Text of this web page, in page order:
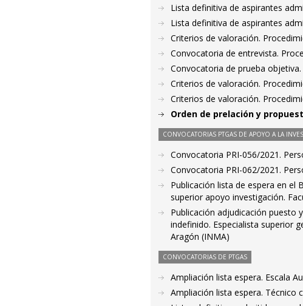
Lista definitiva de aspirantes
Lista definitiva de aspirantes
Criterios de valoración.
Convocatoria de entrevista.
Convocatoria de prueba
Criterios de valoración.
Criterios de valoración.
Orden de prelación y
CONVOCATORIAS PTGAS DE APOYO A LA
Convocatoria PRI-056/2021.
Convocatoria PRI-062/2021.
Publicación lista de espera en el
superior apoyo investigación.
Publicación adjudicación puesto
indefinido. Especialista superior
Aragón (INMA)
CONVOCATORIAS DE PTGAS
Ampliación lista espera. Escala
Ampliación lista espera. Técnico